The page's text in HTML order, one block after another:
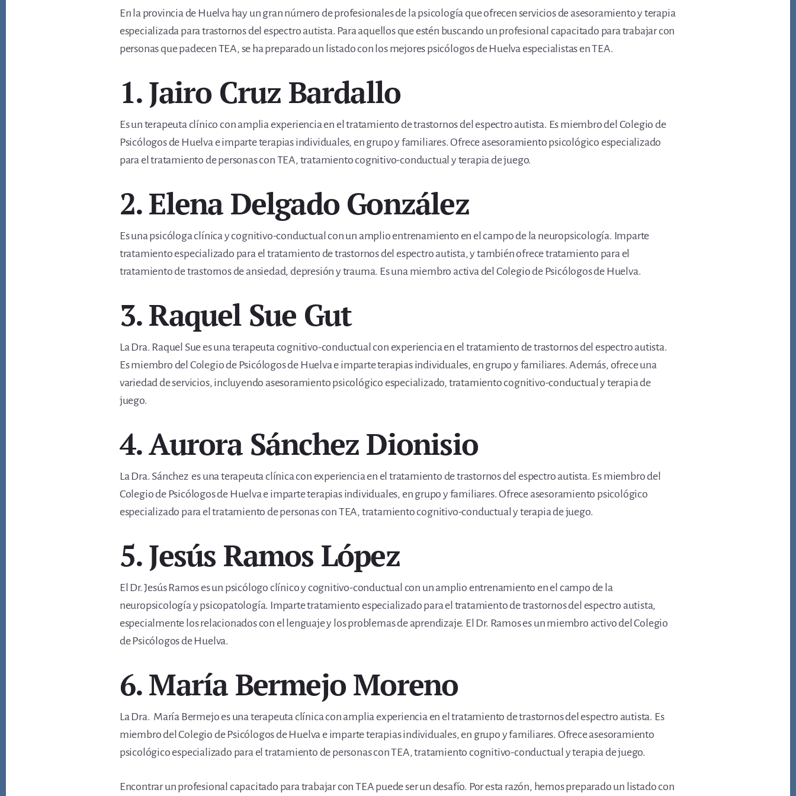
En la provincia de Huelva hay un gran número de profesionales de la psicología que ofrecen servicios de asesoramiento y terapia
especializada para trastornos del espectro autista. Para aquellos que estén buscando un profesional capacitado para trabajar con
personas que padecen TEA, se ha preparado un listado con los mejores psicólogos de Huelva especialistas en TEA.
1. Jairo Cruz Bardallo
Es un terapeuta clínico con amplia experiencia en el tratamiento de trastornos del espectro autista. Es miembro del Colegio de
Psicólogos de Huelva e imparte terapias individuales, en grupo y familiares. Ofrece asesoramiento psicológico especializado
para el tratamiento de personas con TEA, tratamiento cognitivo-conductual y terapia de juego.
2. Elena Delgado González
Es una psicóloga clínica y cognitivo-conductual con un amplio entrenamiento en el campo de la neuropsicología. Imparte
tratamiento especializado para el tratamiento de trastornos del espectro autista, y también ofrece tratamiento para el
tratamiento de trastornos de ansiedad, depresión y trauma. Es una miembro activa del Colegio de Psicólogos de Huelva.
3. Raquel Sue Gut
La Dra. Raquel Sue es una terapeuta cognitivo-conductual con experiencia en el tratamiento de trastornos del espectro autista.
Es miembro del Colegio de Psicólogos de Huelva e imparte terapias individuales, en grupo y familiares. Además, ofrece una
variedad de servicios, incluyendo asesoramiento psicológico especializado, tratamiento cognitivo-conductual y terapia de
juego.
4. Aurora Sánchez Dionisio
La Dra. Sánchez es una terapeuta clínica con experiencia en el tratamiento de trastornos del espectro autista. Es miembro del
Colegio de Psicólogos de Huelva e imparte terapias individuales, en grupo y familiares. Ofrece asesoramiento psicológico
especializado para el tratamiento de personas con TEA, tratamiento cognitivo-conductual y terapia de juego.
5. Jesús Ramos López
El Dr. Jesús Ramos es un psicólogo clínico y cognitivo-conductual con un amplio entrenamiento en el campo de la
neuropsicología y psicopatología. Imparte tratamiento especializado para el tratamiento de trastornos del espectro autista,
especialmente los relacionados con el lenguaje y los problemas de aprendizaje. El Dr. Ramos es un miembro activo del Colegio
de Psicólogos de Huelva.
6. María Bermejo Moreno
La Dra. María Bermejo es una terapeuta clínica con amplia experiencia en el tratamiento de trastornos del espectro autista. Es
miembro del Colegio de Psicólogos de Huelva e imparte terapias individuales, en grupo y familiares. Ofrece asesoramiento
psicológico especializado para el tratamiento de personas con TEA, tratamiento cognitivo-conductual y terapia de juego.
Encontrar un profesional capacitado para trabajar con TEA puede ser un desafío. Por esta razón, hemos preparado un listado con